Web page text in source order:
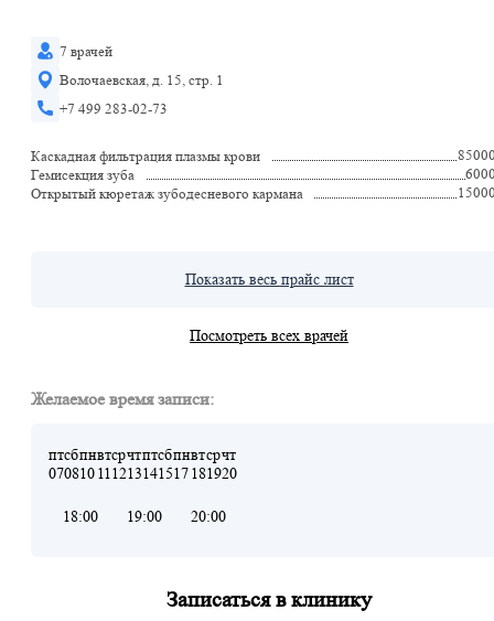
7 врачей
Волочаевская, д. 15, стр. 1
+7 499 283-02-73
Каскадная фильтрация плазмы крови
Гемисекция зуба
Открытый кюретаж зубодесневого кармана
Показать весь прайс лист
Посмотреть всех врачей
Желаемое время записи:
пт
07
сб
08
пн
10
вт
11
ср
12
чт
13
пт
14
сб
15
пн
17
вт
18
ср
19
чт
20
18:00 19:00 20:00
Записаться в клинику